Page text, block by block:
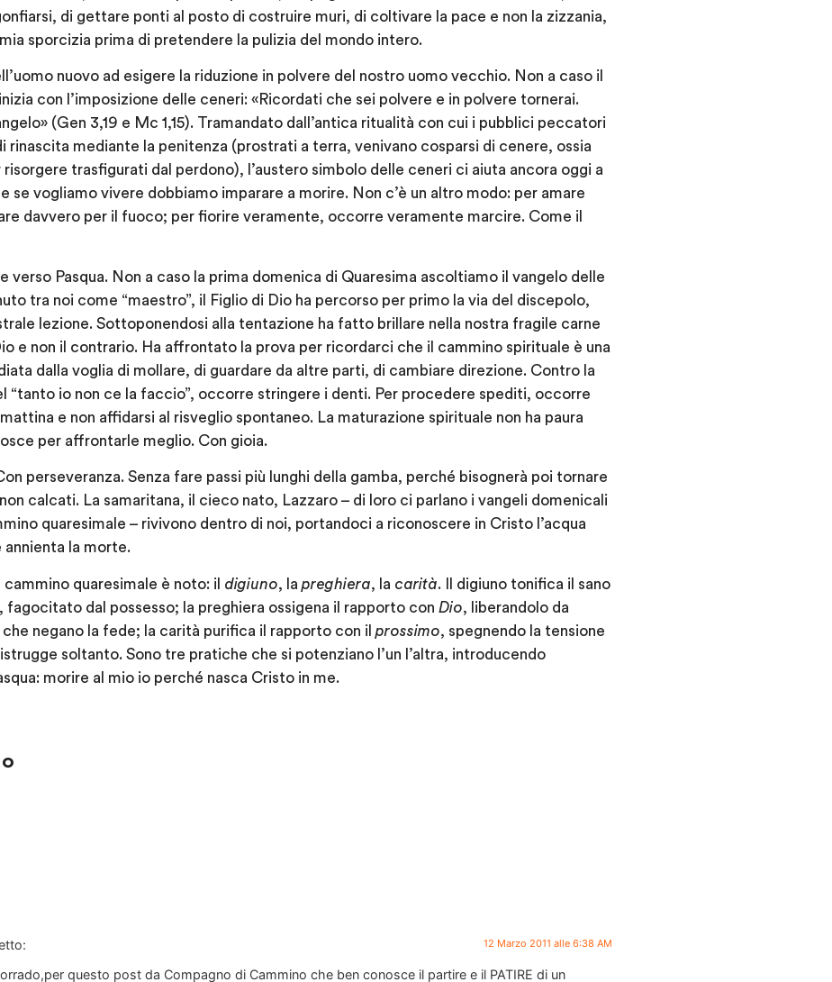
di gettare ponti al posto di costruire muri, di coltivare la pace e non la zizzania,
sporcizia prima di pretendere la pulizia del mondo intero.
nuovo ad esigere la riduzione in polvere del nostro uomo vecchio. Non a caso il
con l’imposizione delle ceneri: «Ricordati che sei polvere e in polvere tornerai.
(Gen 3,19 e Mc 1,15). Tramandato dall’antica ritualità con cui i pubblici peccatori
rinascita mediante la penitenza (prostrati a terra, venivano cosparsi di cenere, ossia
trasfigurati dal perdono), l’austero simbolo delle ceneri ci aiuta ancora oggi a
se vogliamo vivere dobbiamo imparare a morire. Non c’è un altro modo: per amare
davvero per il fuoco; per fiorire veramente, occorre veramente marcire. Come il
verso Pasqua. Non a caso la prima domenica di Quaresima ascoltiamo il vangelo delle
tra noi come “maestro”, il Figlio di Dio ha percorso per primo la via del discepolo,
lezione. Sottoponendosi alla tentazione ha fatto brillare nella nostra fragile carne
e non il contrario. Ha affrontato la prova per ricordarci che il cammino spirituale è una
dalla voglia di mollare, di guardare da altre parti, di cambiare direzione. Contro la
“tanto io non ce la faccio”, occorre stringere i denti. Per procedere spediti, occorre
e non affidarsi al risveglio spontaneo. La maturazione spirituale non ha paura
per affrontarle meglio. Con gioia.
perseveranza. Senza fare passi più lunghi della gamba, perché bisognerà poi tornare
calcati. La samaritana, il cieco nato, Lazzaro – di loro ci parlano i vangeli domenicali
quaresimale – rivivono dentro di noi, portandoci a riconoscere in Cristo l’acqua
annienta la morte.
cammino quaresimale è noto: il digiuno, la preghiera, la carità. Il digiuno tonifica il sano
, fagocitato dal possesso; la preghiera ossigena il rapporto con Dio, liberandolo da
negano la fede; la carità purifica il rapporto con il prossimo, spegnendo la tensione
soltanto. Sono tre pratiche che si potenziano l’un l’altra, introducendo
morire al mio io perché nasca Cristo in me.
12 Marzo 2011 alle 6:38 AM
questo post da Compagno di Cammino che ben conosce il partire e il PATIRE di un